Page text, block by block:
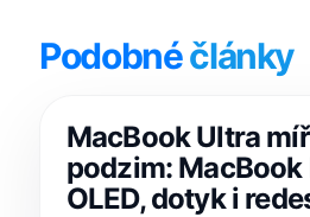
Podobnéčlánky
MacBook Ultra
podzim: MacBook
OLED, dotyk i